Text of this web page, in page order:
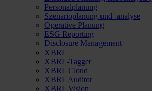
Personalplanung
Szenarioplanung und -analyse
Operative Planung
ESG Reporting
Disclosure Management
XBRL
XBRL-Tagger
XBRL Cloud
XBRL Auditor
XBRL Vision